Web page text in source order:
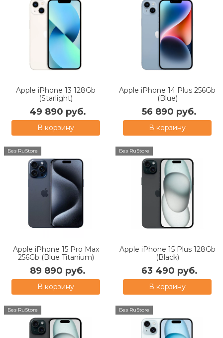
Apple iPhone 13 128Gb
(Starlight)
49 890 руб.
В корзину
Apple iPhone 14 Plus 256Gb
(Blue)
56 890 руб.
В корзину
Без RuStore
Apple iPhone 15 Pro Max
256Gb (Blue Titanium)
89 890 руб.
В корзину
Без RuStore
Apple iPhone 15 Plus 128Gb
(Black)
63 490 руб.
В корзину
Без RuStore Без RuStore